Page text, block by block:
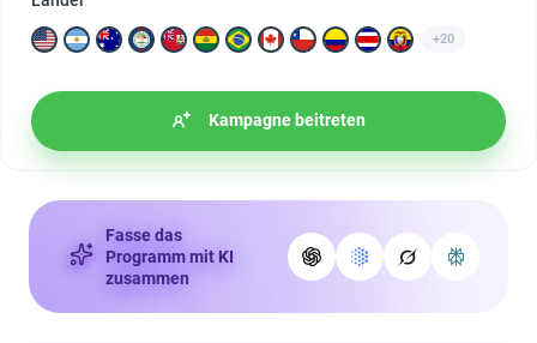
+20
Kampagne beitreten
Fasse das
Programm mit KI
zusammen